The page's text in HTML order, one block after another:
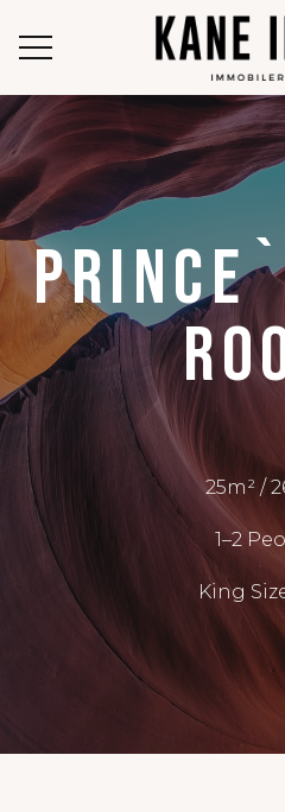
25m² /
1–2
King